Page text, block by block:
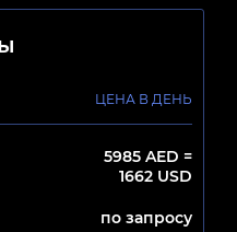
ЦЕНА В ДЕНЬ
5985 AED =
1662 USD
по запросу